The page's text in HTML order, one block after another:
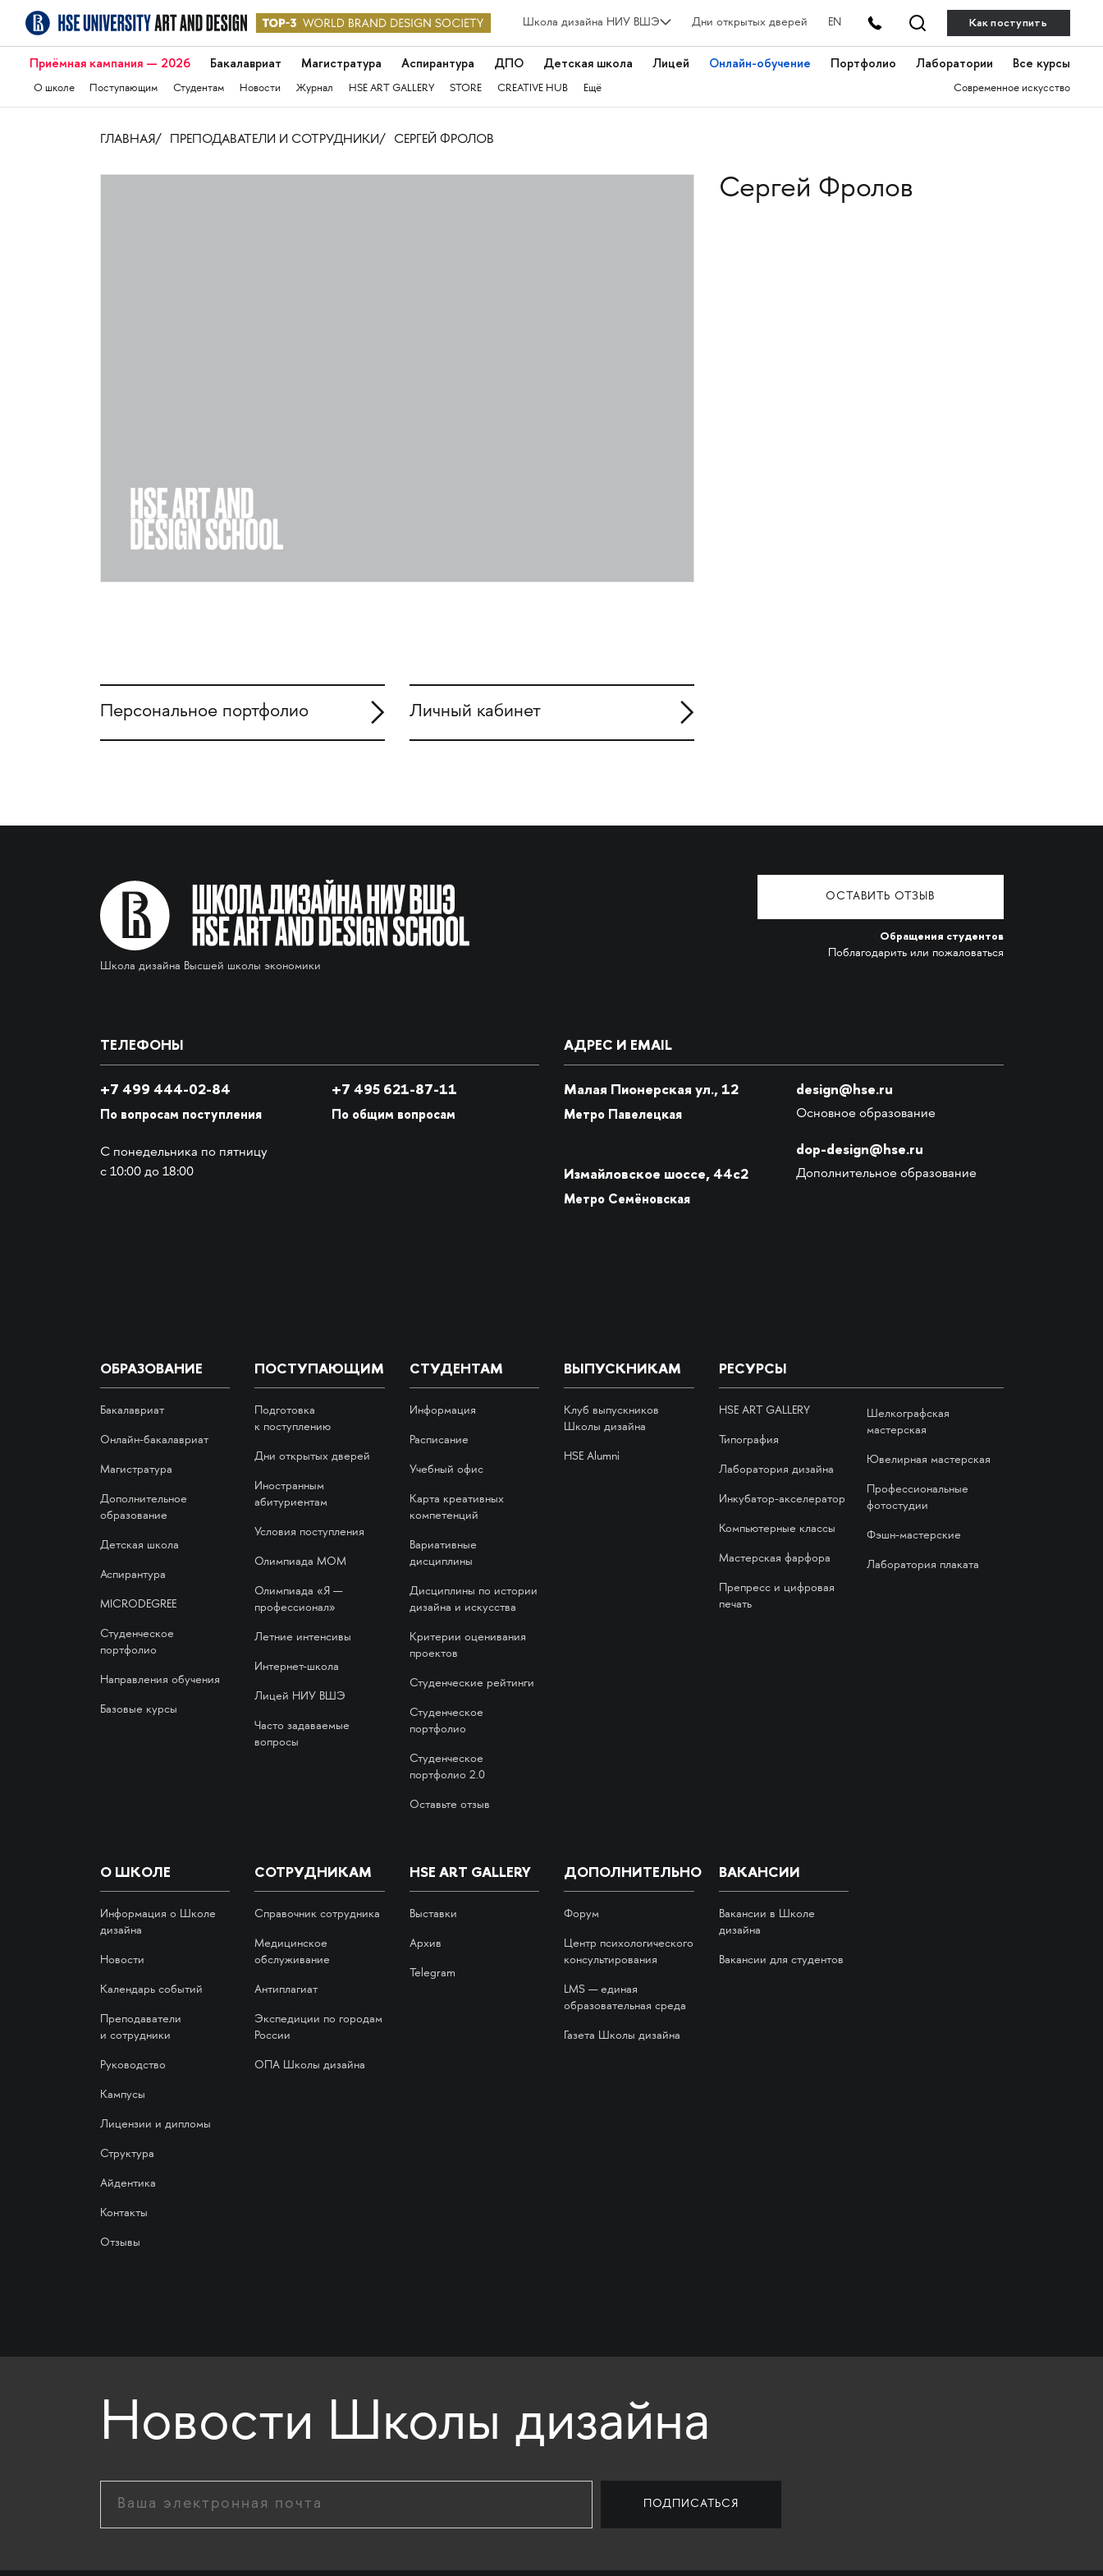
Школа дизайна НИУ ВШЭ Дни открытых дверей EN Как поступить
Приёмная кампания — 2026 Бакалавриат Магистратура Аспирантура ДПО Детская школа Лицей Онлайн-обучение Портфолио Лаборатории Все курсы
О школе Поступающим Студентам Новости Журнал HSE ART GALLERY STORE CREATIVE HUB Ещё Современное искусство
ГЛАВНАЯ ПРЕПОДАВАТЕЛИ И СОТРУДНИКИ СЕРГЕЙ ФРОЛОВ
Сергей Фролов
Персональное портфолио Личный кабинет
Школа дизайна Высшей школы экономики
ОСТАВИТЬ ОТЗЫВ
Обращения студентов
Поблагодарить или пожаловаться
ТЕЛЕФОНЫ
+7 499 444-02-84
По вопросам поступления
С понедельника по пятницу
с 10:00 до 18:00
+7 495 621-87-11
По общим вопросам
АДРЕС И EMAIL
Малая Пионерская ул., 12
Метро Павелецкая
Измайловское шоссе, 44с2
Метро Семёновская
design@hse.ru
Основное образование
dop-design@hse.ru
Дополнительное образование
ОБРАЗОВАНИЕ
Бакалавриат
Онлайн-бакалавриат
Магистратура
Дополнительное
образование
Детская школа
Аспирантура
MICRODEGREE
Студенческое
портфолио
Направления обучения
Базовые курсы
ПОСТУПАЮЩИМ
Подготовка
к поступлению
Дни открытых дверей
Иностранным
абитуриентам
Условия поступления
Олимпиада МОМ
Олимпиада «Я —
профессионал»
Летние интенсивы
Интернет-школа
Лицей НИУ ВШЭ
Часто задаваемые
вопросы
СТУДЕНТАМ
Информация
Расписание
Учебный офис
Карта креативных
компетенций
Вариативные
дисциплины
Дисциплины по истории
дизайна и искусства
Критерии оценивания
проектов
Студенческие рейтинги
Студенческое
портфолио
Студенческое
портфолио 2.0
Оставьте отзыв
ВЫПУСКНИКАМ
Клуб выпускников
Школы дизайна
HSE Alumni
РЕСУРСЫ
HSE ART GALLERY
Типография
Лаборатория дизайна
Инкубатор-акселератор
Компьютерные классы
Мастерская фарфора
Препресс и цифровая
печать
Шелкографская
мастерская
Ювелирная мастерская
Профессиональные
фотостудии
Фэшн-мастерские
Лаборатория плаката
О ШКОЛЕ
Информация о Школе
дизайна
Новости
Календарь событий
Преподаватели
и сотрудники
Руководство
Кампусы
Лицензии и дипломы
Структура
Айдентика
Контакты
Отзывы
СОТРУДНИКАМ
Справочник сотрудника
Медицинское
обслуживание
Антиплагиат
Экспедиции по городам
России
ОПА Школы дизайна
HSE ART GALLERY
Выставки
Архив
Telegram
ДОПОЛНИТЕЛЬНО
Форум
Центр психологического
консультирования
LMS — единая
образовательная среда
Газета Школы дизайна
ВАКАНСИИ
Вакансии в Школе
дизайна
Вакансии для студентов
Новости Школы дизайна